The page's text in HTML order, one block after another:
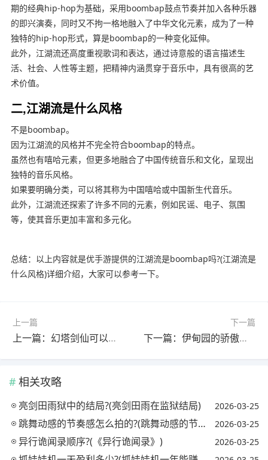
期的经典hip-hop为基础，采用boombap鼓点节奏并加入各种乐器
的即兴演奏，同时又不拘一格地融入了中华文化元素，成为了一种
独特的hip-hop形式，算是boombap的一种变化延伸。
此外，江湖流还高度重视歌词和表达，通过诗意般的语言描述生
活、社会、人性等主题，把精神内涵贯穿于音乐中，具有很高的艺
术价值。
二,江湖流是什么风格
不是boombap。
因为江湖流的风格并不完全符合boombap的特点。
虽然也有嘻哈元素，但更多地融合了中国传统音乐和文化，呈现出
独特的音乐风格。
如果要明确分类，可以将其称为中国嘻哈或中国新生代音乐。
此外，江湖流还探索了许多不同的元素，例如民谣、电子、氛围
等，使其音乐更加丰富和多元化。
总结：以上内容就是优手游提供的江湖流是boombap吗?(江湖流是
什么风格)详细介绍，大家可以参考一下。
上一篇
上一篇：幻塔剑仙可以飞吗?(幻塔大剑)
下一篇
下一篇：伊甸园的骄傲剧情?(伊甸园的骄傲角色原型)
相关攻略
亮剑田雨狱中的结局?(亮剑田雨在监狱结局) 2026-03-25
跳舞动感的节奏感怎么拍的?(跳舞动感的节奏感怎么拍的视频) 2026-03-25
异行诡闻录顺序?(《异行诡闻录》) 2026-03-25